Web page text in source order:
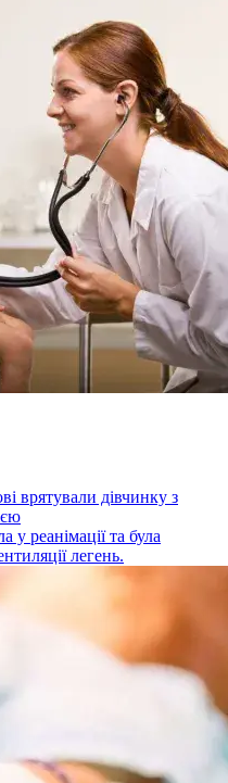
врятували дівчинку з
у реанімації та була
легень.